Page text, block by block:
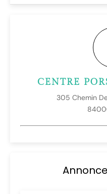
CENTRE
305 Chemin